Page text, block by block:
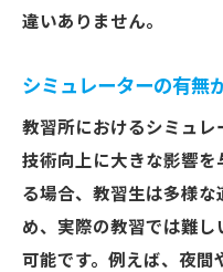
違いありません。
シミュレーターの有無
教習所におけるシミュ
技術向上に大きな影響を
る場合、教習生は多様
め、実際の教習では難
可能です。例えば、夜間